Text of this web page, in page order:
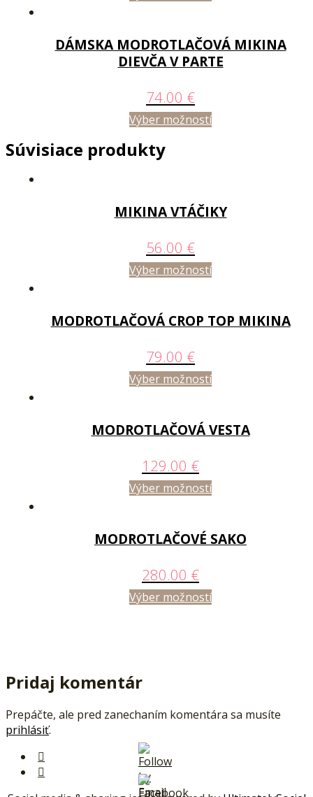
DÁMSKA MODROTLAČOVÁ MIKINA
DIEVČA V PARTE
74.00 €
Výber možností
Súvisiace produkty
MIKINA VTÁČIKY
56.00 €
Výber možností
MODROTLAČOVÁ CROP TOP MIKINA
79.00 €
Výber možností
MODROTLAČOVÁ VESTA
129.00 €
Výber možností
MODROTLAČOVÉ SAKO
280.00 €
Výber možností
Pridaj komentár
Prepáčte, ale pred zanechaním komentára sa musíte
prihlásiť.